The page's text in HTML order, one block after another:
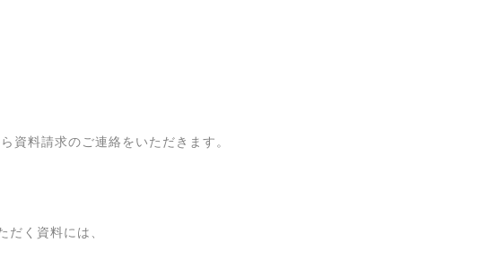
資料請求のご連絡をいただきます。
だく資料には、